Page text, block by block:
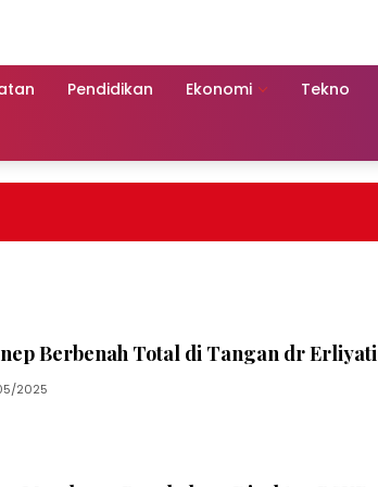
Pendidikan Ekonomi Tekno
Berbenah Total di Tangan dr Erliyati
2025